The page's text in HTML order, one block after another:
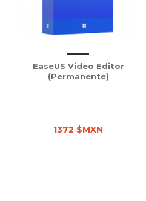
EaseUS Video Editor
(Permanente)
1372 $MXN